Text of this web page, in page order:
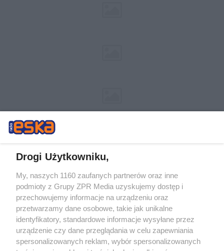
Żaden utwór zamieszczony w serwisie nie może być powielany i
rozpowszechniany lub dalej rozpowszechniany w jakikolwiek sposób (w
tym także elektroniczny lub mechaniczny) na jakimkolwiek polu
eksploatacji w jakiejkolwiek formie, włącznie z umieszczaniem w
Internecie bez pisemnej zgody właściciela praw. Jakiekolwiek użycie lub
wykorzystanie utworów w całości lub w części z naruszeniem prawa,
tzn. bez właściwej zgody, jest zabronione pod groźbą kary i może być
ścigane prawnie.
Drogi Użytkowniku,
My, naszych 1160 zaufanych partnerów oraz inne
podmioty z Grupy ZPR Media uzyskujemy dostęp i
przechowujemy informacje na urządzeniu oraz
przetwarzamy dane osobowe, takie jak unikalne
identyfikatory, standardowe informacje wysyłane przez
urządzenie czy dane przeglądania w celu zapewniania
spersonalizowanych reklam, wybór spersonalizowanych